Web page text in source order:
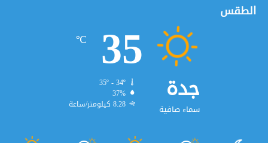
الطقس
جدة
سماء صافية
35
℃
35º - 34º
37%
8.28 كيلومتر/ساعة